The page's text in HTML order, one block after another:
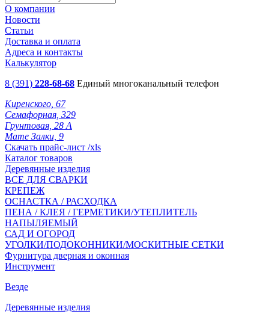
О компании
Новости
Статьи
Доставка и оплата
Адреса и контакты
Калькулятор
8 (391) 228-68-68 Единый многоканальный телефон
Киренского, 67
Семафорная, 329
Грунтовая, 28 А
Мате Залки, 9
Скачать прайс-лист /xls
Каталог товаров
Деревянные изделия
ВСЕ ДЛЯ СВАРКИ
КРЕПЕЖ
ОСНАСТКА / РАСХОДКА
ПЕНА / КЛЕЯ / ГЕРМЕТИКИ/УТЕПЛИТЕЛЬ
НАПЫЛЯЕМЫЙ
САД И ОГОРОД
УГОЛКИ/ПОДОКОННИКИ/МОСКИТНЫЕ СЕТКИ
Фурнитура дверная и оконная
Инструмент
Везде
Деревянные изделия